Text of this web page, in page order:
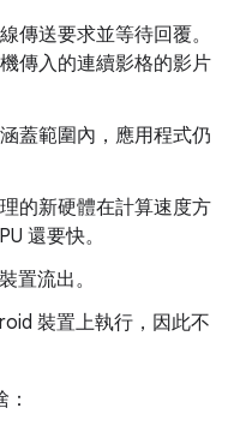
傳送要求並等待回覆。
傳入的連續影格的影片
蓋範圍內，應用程式仍
的新硬體在計算速度方
還要快。
置流出。
裝置上執行，因此不